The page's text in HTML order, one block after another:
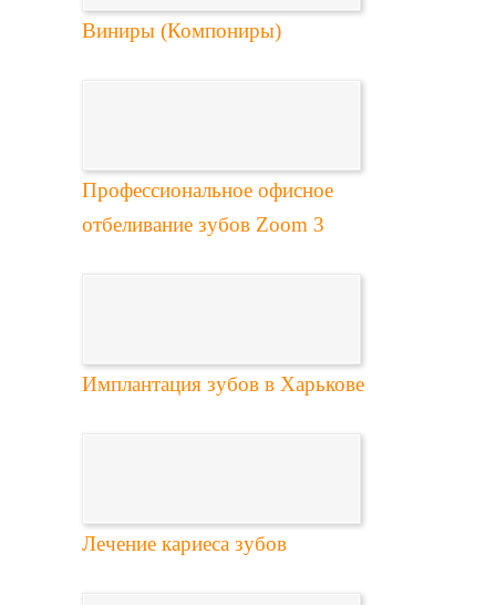
Виниры (Компониры)
Профессиональное офисное
отбеливание зубов Zoom 3
Имплантация зубов в Харькове
Лечение кариеса зубов